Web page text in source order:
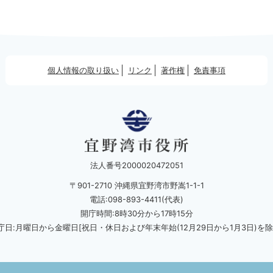
個人情報の取り扱い リンク 著作権 免責事項
法人番号2000020472051
〒901-2710 沖縄県宜野湾市野嵩1-1-1
電話:098-893-4411(代表)
開庁時間:8時30分から17時15分
日:月曜日から金曜日[祝日・休日および年末年始(12月29日から1月3日)を